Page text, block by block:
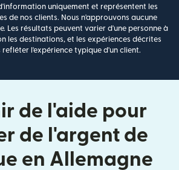
uniquement et représentent les
de nos clients. Nous n'approuvons aucune
Les résultats peuvent varier d'une personne à
les destinations, et les expériences décrites
refléter l'expérience typique d'un client.
de l'aide pour
de l'argent de
en Allemagne